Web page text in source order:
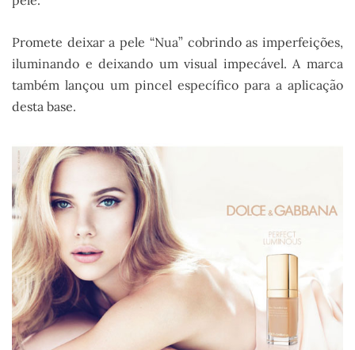
Promete deixar a pele “Nua” cobrindo as imperfeições,
iluminando e deixando um visual impecável. A marca
também lançou um pincel específico para a aplicação
desta base.